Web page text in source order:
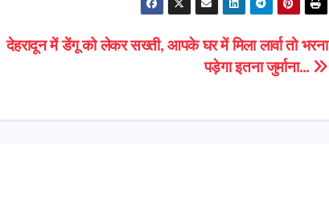
देहरादून में डेंगू को लेकर सख्ती, आपके घर में मिला लार्वा तो भरना
पड़ेगा इतना जुर्माना…